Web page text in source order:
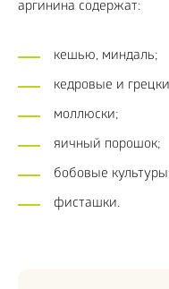
аргинина содержат:
кешью, миндаль;
кедровые и
моллюски;
яичный порошок;
бобовые
фисташки.